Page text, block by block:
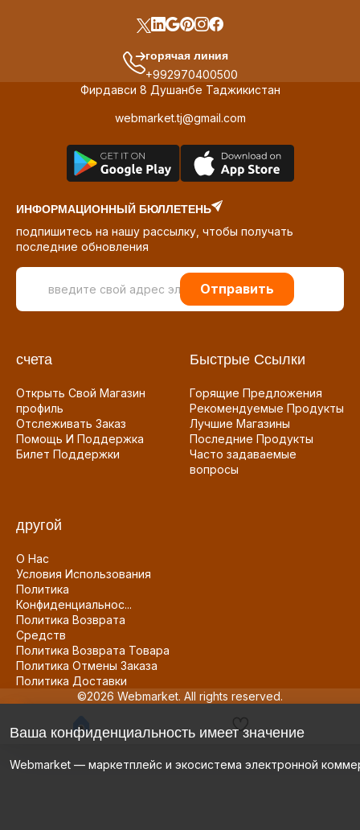
горячая линия
+992970400500
Фирдавси 8 Душанбе Таджикистан
webmarket.tj@gmail.com
ИНФОРМАЦИОННЫЙ БЮЛЛЕТЕНЬ
подпишитесь на нашу рассылку, чтобы получать
последние обновления
Отправить
счета
Открыть Свой Магазин
профиль
Отслеживать Заказ
Помощь И Поддержка
Билет Поддержки
Быстрые Ссылки
Горящие Предложения
Рекомендуемые Продукты
Лучшие Магазины
Последние Продукты
Часто задаваемые
вопросы
другой
О Нас
Условия Использования
Политика
Конфиденциальнос...
Политика Возврата
Средств
Политика Возврата Товара
Политика Отмены Заказа
Политика Доставки
©2026 Webmarket. All rights reserved.
Ваша конфиденциальность имеет значение
Webmarket — маркетплейс и экосистема электронной